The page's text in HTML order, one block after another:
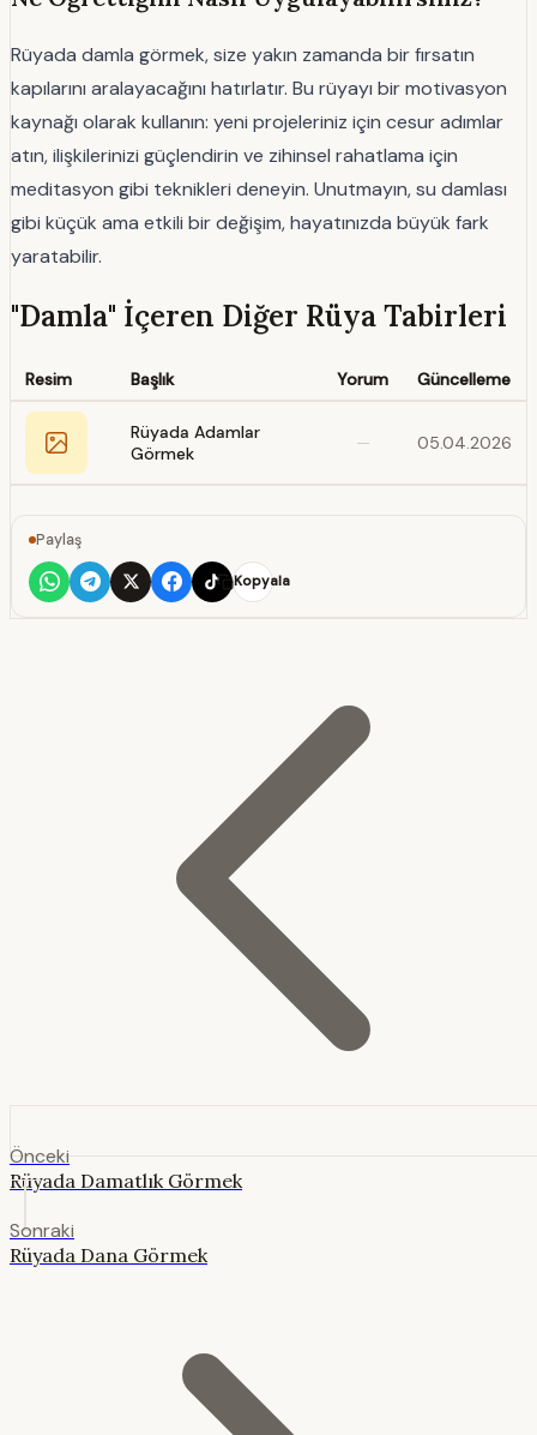
Rüyada damla görmek, size yakın zamanda bir fırsatın
kapılarını aralayacağını hatırlatır. Bu rüyayı bir motivasyon
kaynağı olarak kullanın: yeni projeleriniz için cesur adımlar
atın, ilişkilerinizi güçlendirin ve zihinsel rahatlama için
meditasyon gibi teknikleri deneyin. Unutmayın, su damlası
gibi küçük ama etkili bir değişim, hayatınızda büyük fark
yaratabilir.
"Damla" İçeren Diğer Rüya Tabirleri
Resim Başlık Yorum Güncelleme
Rüyada Adamlar
Görmek
— 05.04.2026
Paylaş
Kopyala
Önceki
Rüyada Damatlık Görmek
Sonraki
Rüyada Dana Görmek